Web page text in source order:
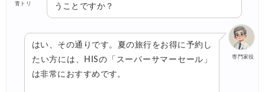
青トリ
うことですか？
専門家役
はい、その通りです。夏の旅行をお得に予約し
たい方には、HISの「スーパーサマーセール」
は非常におすすめです。